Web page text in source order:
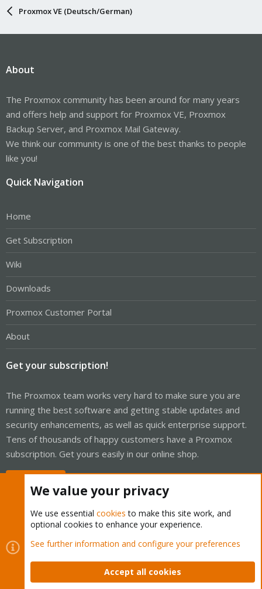
Proxmox VE (Deutsch/German)
About
The Proxmox community has been around for many years
and offers help and support for Proxmox VE, Proxmox
Backup Server, and Proxmox Mail Gateway.
We think our community is one of the best thanks to people
like you!
Quick Navigation
Home
Get Subscription
Wiki
Downloads
Proxmox Customer Portal
About
Get your subscription!
The Proxmox team works very hard to make sure you are
running the best software and getting stable updates and
security enhancements, as well as quick enterprise support.
Tens of thousands of happy customers have a Proxmox
subscription. Get yours easily in our online shop.
Cookies
Proxmox Support Forum - Light Mode
Contact us
Terms and rules Privacy policy Help Home
We value your privacy
We use essential cookies to make this site work, and
optional cookies to enhance your experience.
See further information and configure your preferences
Accept all cookies